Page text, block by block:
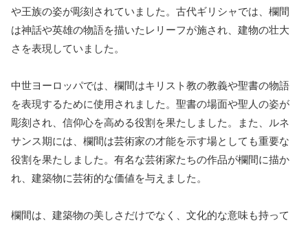
や王族の姿が彫刻されていました。古代ギリシャでは、欄間
は神話や英雄の物語を描いたレリーフが施され、建物の壮大
さを表現していました。
中世ヨーロッパでは、欄間はキリスト教の教義や聖書の物語
を表現するために使用されました。聖書の場面や聖人の姿が
彫刻され、信仰心を高める役割を果たしました。また、ルネ
サンス期には、欄間は芸術家の才能を示す場としても重要な
役割を果たしました。有名な芸術家たちの作品が欄間に描か
れ、建築物に芸術的な価値を与えました。
欄間は、建築物の美しさだけでなく、文化的な意味も持って